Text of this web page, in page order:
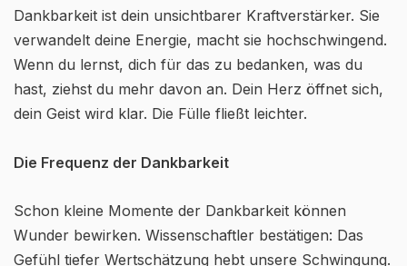
Dankbarkeit ist dein unsichtbarer Kraftverstärker. Sie
verwandelt deine Energie, macht sie hochschwingend.
Wenn du lernst, dich für das zu bedanken, was du
hast, ziehst du mehr davon an. Dein Herz öffnet sich,
dein Geist wird klar. Die Fülle fließt leichter.
Die Frequenz der Dankbarkeit
Schon kleine Momente der Dankbarkeit können
Wunder bewirken. Wissenschaftler bestätigen: Das
Gefühl tiefer Wertschätzung hebt unsere Schwingung.